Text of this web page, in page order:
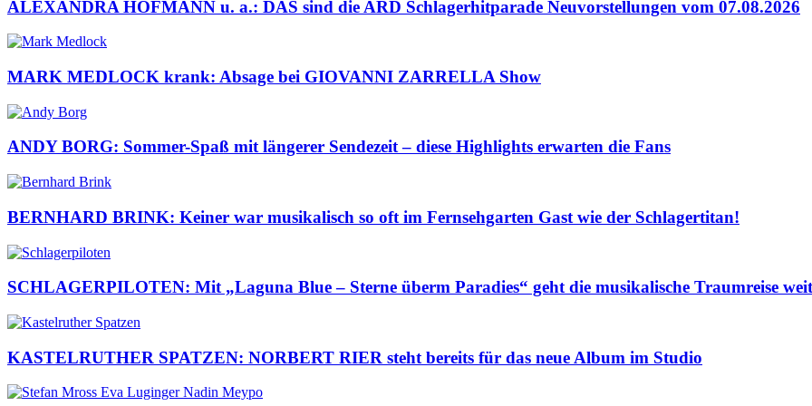
ALEXANDRA HOFMANN u. a.: DAS sind die ARD Schlagerhitparade Neuvorstellungen vom 07.08.2026
MARK MEDLOCK krank: Absage bei GIOVANNI ZARRELLA Show
ANDY BORG: Sommer-Spaß mit längerer Sendezeit – diese Highlights erwarten die Fans
BERNHARD BRINK: Keiner war musikalisch so oft im Fernsehgarten Gast wie der Schlagertitan!
SCHLAGERPILOTEN: Mit „Laguna Blue – Sterne überm Paradies“ geht die musikalische Traumreise
KASTELRUTHER SPATZEN: NORBERT RIER steht bereits für das neue Album im Studio